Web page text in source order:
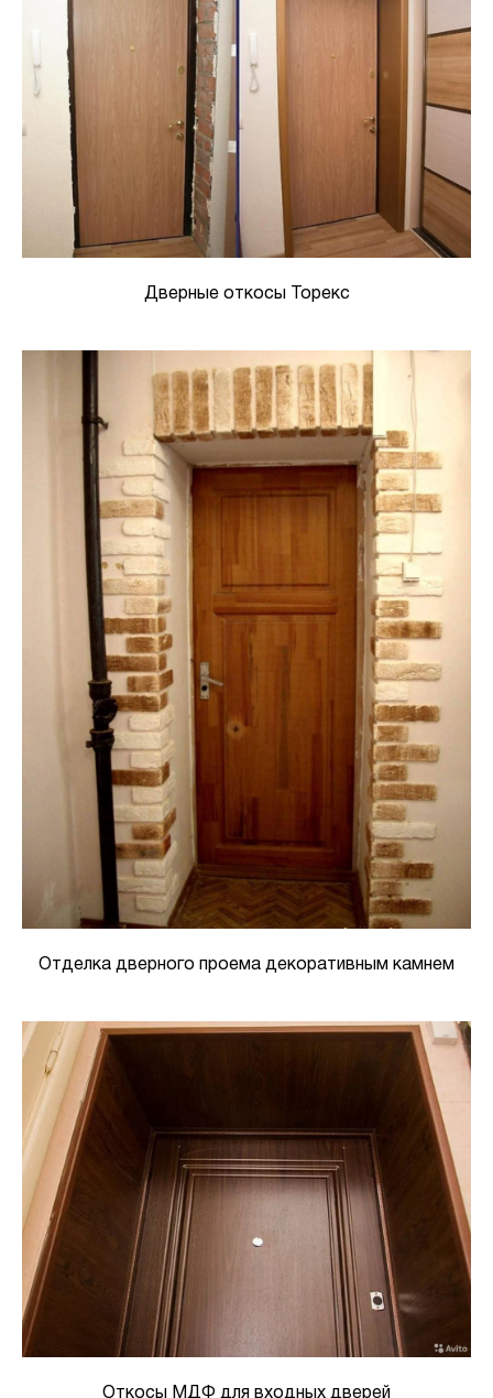
Дверные откосы Торекс
Отделка дверного проема декоративным камнем
Откосы МДФ для входных дверей